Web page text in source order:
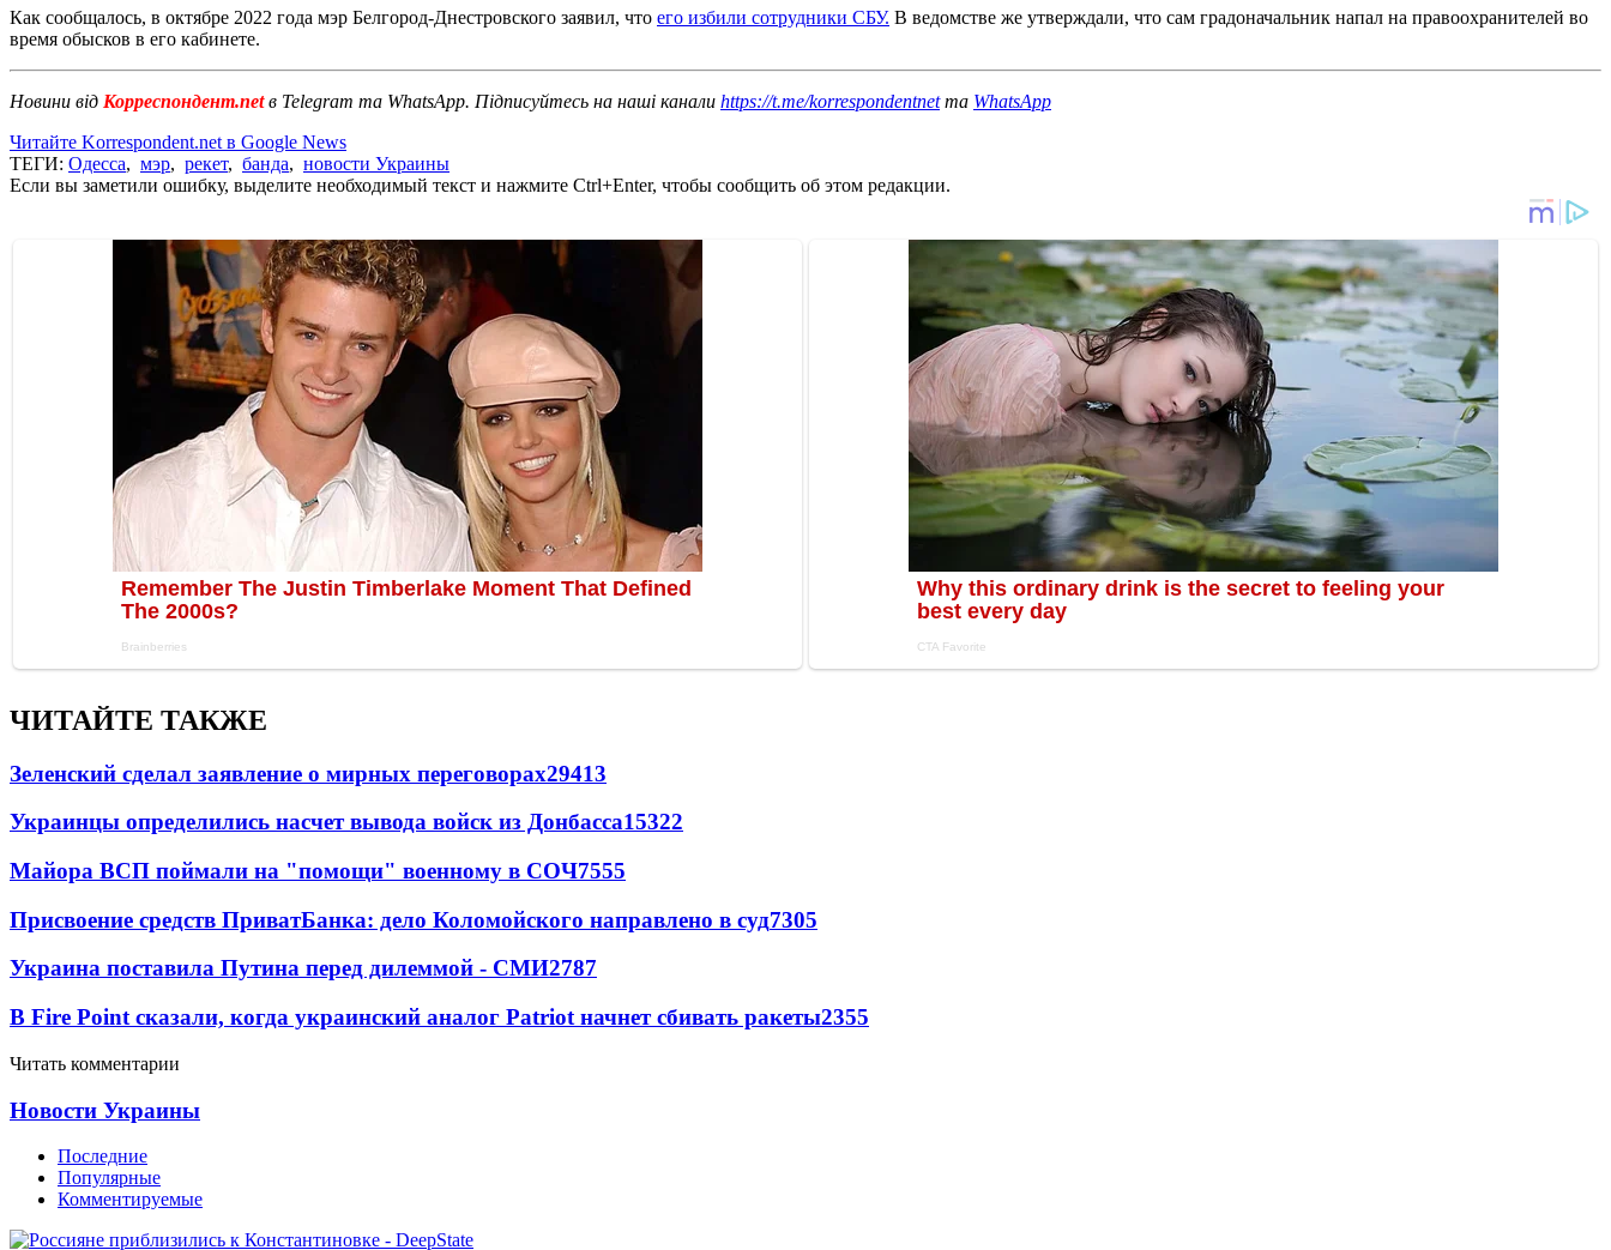
Как сообщалось, в октябре 2022 года мэр Белгород-Днестровского заявил, что его избили сотрудники СБУ. В ведомстве же утверждали, что сам градоначальник напал на правоохранителей во
время обысков в его кабинете.
Новини від Корреспондент.netв Telegram та WhatsApp. Підписуйтесь на наші канали https://t.me/korrespondentnetта WhatsApp
Читайте Korrespondent.net в Google News
ТЕГИ: Одесса, мэр, рекет, банда, новости Украины
Если вы заметили ошибку, выделите необходимый текст и нажмите Ctrl+Enter, чтобы сообщить об этом редакции.
ЧИТАЙТЕ ТАКЖЕ
Зеленский сделал заявление о мирных переговорах29413
Украинцы определились насчет вывода войск из Донбасса15322
Майора ВСП поймали на "помощи" военному в СОЧ7555
Присвоение средств ПриватБанка: дело Коломойского направлено в суд7305
Украина поставила Путина перед дилеммой - СМИ2787
В Fire Point сказали, когда украинский аналог Patriot начнет сбивать ракеты2355
Читать комментарии
Новости Украины
Последние
Популярные
Комментируемые